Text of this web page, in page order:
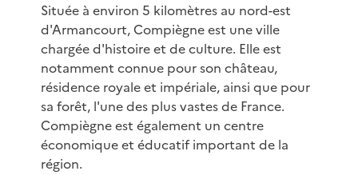
Située à environ 5 kilomètres au nord-est
d'Armancourt, Compiègne est une ville
chargée d'histoire et de culture. Elle est
notamment connue pour son château,
résidence royale et impériale, ainsi que pour
sa forêt, l'une des plus vastes de France.
Compiègne est également un centre
économique et éducatif important de la
région.